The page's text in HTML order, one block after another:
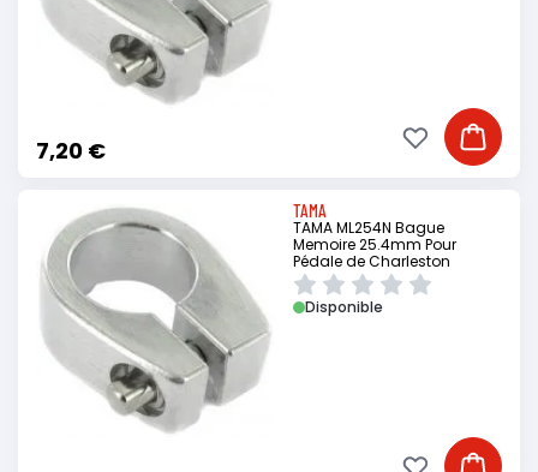
7,20 € Ajouter
Ajouter à ma
TAMA
TAMA ML254N Bague
Memoire 25.4mm Pour
Pédale de Charleston
Disponible